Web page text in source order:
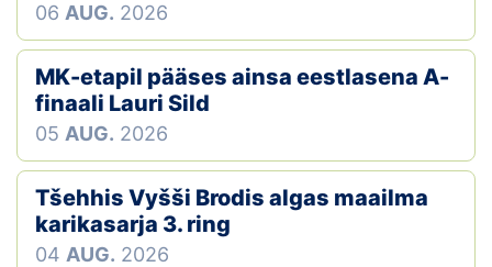
Koondised
Tule klubisse!
Tulemused
Klubid
06 AUG. 2026
MK-etapil pääses ainsa eestlasena A-
finaali Lauri Sild
05 AUG. 2026
Tšehhis Vyšši Brodis algas maailma
karikasarja 3. ring
04 AUG. 2026